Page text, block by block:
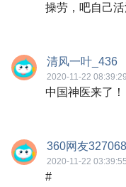
操劳，吧自己活
清风一叶_436
2020-11-22 08:39:29
中国神医来了！
360网友
2020-11-22 03:39:55
#